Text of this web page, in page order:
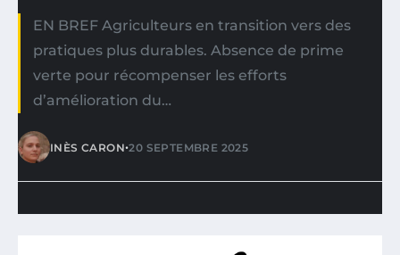
EN BREF Agriculteurs en transition vers des
pratiques plus durables. Absence de prime
verte pour récompenser les efforts
d’amélioration du…
INÈS CARON•20 SEPTEMBRE 2025